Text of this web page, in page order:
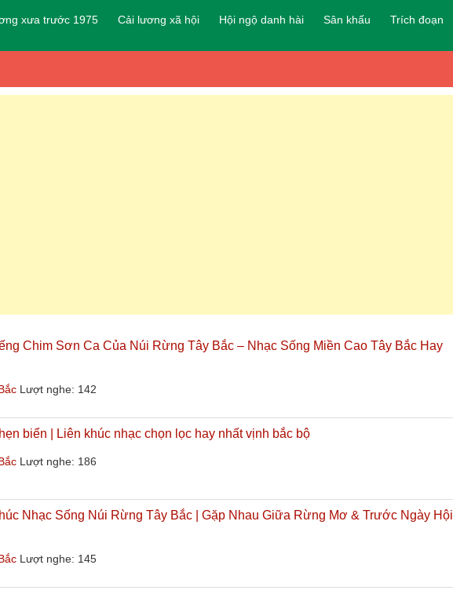
xưa trước 1975 Cải lương xã hội Hội ngộ danh hài Sân khấu Trích đoạn
Chim Sơn Ca Của Núi Rừng Tây Bắc – Nhạc Sống Miền Cao Tây Bắc Hay
Lượt nghe: 142
biển | Liên khúc nhạc chọn lọc hay nhất vịnh bắc bộ
Lượt nghe: 186
Nhạc Sống Núi Rừng Tây Bắc | Gặp Nhau Giữa Rừng Mơ & Trước Ngày Hội
Lượt nghe: 145